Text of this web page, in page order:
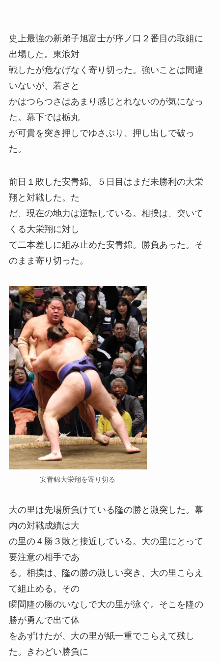
史上最強の新弟子旭富士が序ノ口２番目の取組に
出場した。東浪対
戦したが危なげなく寄り切った。強いことは間違
いないが、若さと
かはつらつさはあまり感じとれないのが気になっ
た。幕下では栃丸
が可貴を突き押しでゆさぶり、押し出しで破っ
た。
前日１敗した安青錦。５日目はまだ未勝利の大栄
翔と対戦した。た
だ、現在の地力は逆転している。相撲は、突いて
くる大栄翔に対し
て二本差しに組み止めた安青錦。勝負あった。そ
のまま寄り切った。
安青錦大栄翔を寄り切る
大の里は先場所負けている隆の勝と激突した。幕
内の対戦成績は大
の里の４勝３敗と接近している。大の里にとって
要注意の相手であ
る。相撲は、隆の勝の激しい突き、大の里こらえ
て組止める。その
瞬間隆の勝のいなしで大の里が泳ぐ。そこを隆の
勝が勇んで出て体
をあずけたが、大の里が紙一重でこらえて残し
た。きわどい勝負に